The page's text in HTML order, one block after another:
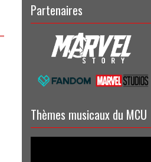
Partenaires
Thèmes musicaux du MCU